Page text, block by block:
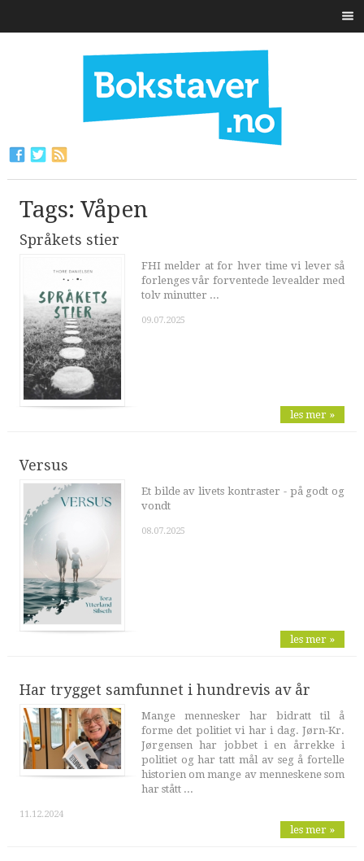
Tags: Våpen
Språkets stier
FHI melder at for hver time vi lever så
forlenges vår forventede levealder med
tolv minutter ...
09.07.2025
les mer »
Versus
Et bilde av livets kontraster - på godt og
vondt
08.07.2025
les mer »
Har trygget samfunnet i hundrevis av år
Mange mennesker har bidratt til å
forme det politiet vi har i dag. Jørn-Kr.
Jørgensen har jobbet i en årrekke i
politiet og har tatt mål av seg å fortelle
historien om mange av menneskene som
har stått ...
11.12.2024
les mer »